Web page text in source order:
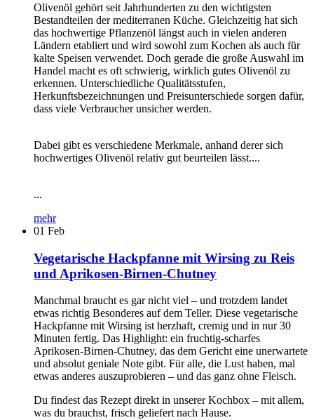
Olivenöl gehört seit Jahrhunderten zu den wichtigsten
Bestandteilen der mediterranen Küche. Gleichzeitig hat sich
das hochwertige Pflanzenöl längst auch in vielen anderen
Ländern etabliert und wird sowohl zum Kochen als auch für
kalte Speisen verwendet. Doch gerade die große Auswahl im
Handel macht es oft schwierig, wirklich gutes Olivenöl zu
erkennen. Unterschiedliche Qualitätsstufen,
Herkunftsbezeichnungen und Preisunterschiede sorgen dafür,
dass viele Verbraucher unsicher werden.
Dabei gibt es verschiedene Merkmale, anhand derer sich
hochwertiges Olivenöl relativ gut beurteilen lässt....
...
mehr
01 Feb
Vegetarische Hackpfanne mit Wirsing zu Reis
und Aprikosen-Birnen-Chutney
Manchmal braucht es gar nicht viel – und trotzdem landet
etwas richtig Besonderes auf dem Teller. Diese vegetarische
Hackpfanne mit Wirsing ist herzhaft, cremig und in nur 30
Minuten fertig. Das Highlight: ein fruchtig-scharfes
Aprikosen-Birnen-Chutney, das dem Gericht eine unerwartete
und absolut geniale Note gibt. Für alle, die Lust haben, mal
etwas anderes auszuprobieren – und das ganz ohne Fleisch.
Du findest das Rezept direkt in unserer Kochbox – mit allem,
was du brauchst, frisch geliefert nach Hause.